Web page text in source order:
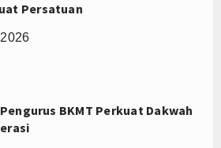
Persatuan
BKMT Perkuat Dakwah